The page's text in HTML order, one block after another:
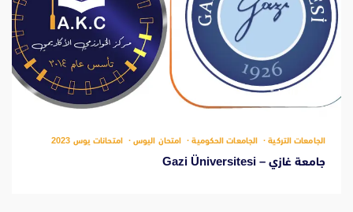
الجامعات التركية الجامعات الحكومية امتحان اليوس امتحانات يوس 2023
جامعة غازي – Gazi Üniversitesi